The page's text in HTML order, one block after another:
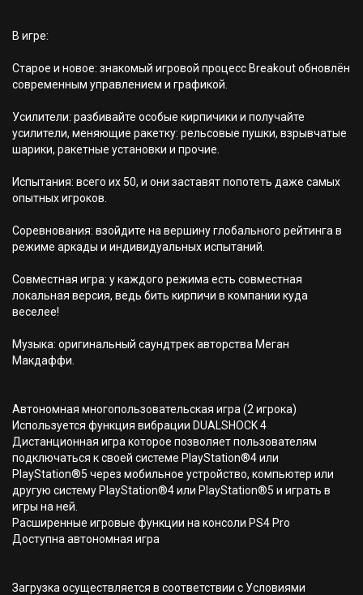
В игре:
Старое и новое: знакомый игровой процесс Breakout обновлён
современным управлением и графикой.
Усилители: разбивайте особые кирпичики и получайте
усилители, меняющие ракетку: рельсовые пушки, взрывчатые
шарики, ракетные установки и прочие.
Испытания: всего их 50, и они заставят попотеть даже самых
опытных игроков.
Соревнования: взойдите на вершину глобального рейтинга в
режиме аркады и индивидуальных испытаний.
Совместная игра: у каждого режима есть совместная
локальная версия, ведь бить кирпичи в компании куда
веселее!
Музыка: оригинальный саундтрек авторства Меган
Макдаффи.
Автономная многопользовательская игра (2 игрока)
Используется функция вибрации DUALSHOCK 4
Дистанционная игра которое позволяет пользователям
подключаться к своей системе PlayStation®4 или
PlayStation®5 через мобильное устройство, компьютер или
другую систему PlayStation®4 или PlayStation®5 и играть в
игры на ней.
Расширенные игровые функции на консоли PS4 Pro
Доступна автономная игра
Загрузка осуществляется в соответствии с Условиями